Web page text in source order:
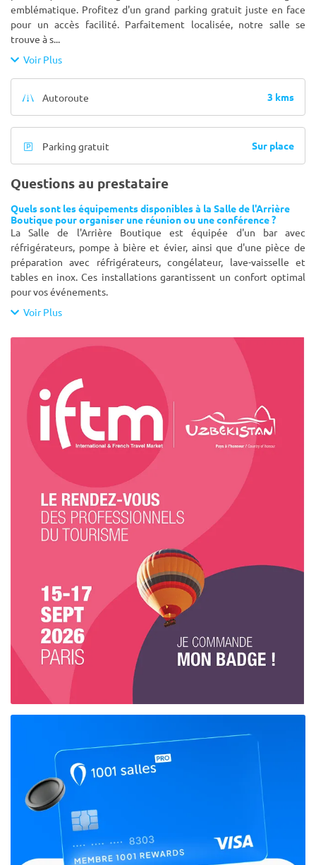
emblématique. Profitez d'un grand parking gratuit juste en face
pour un accès facilité. Parfaitement localisée, notre salle se
trouve à s...
Voir Plus
Autoroute 3 kms
Parking gratuit Sur place
Questions au prestataire
Quels sont les équipements disponibles à la Salle de l'Arrière
Boutique pour organiser une réunion ou une conférence ?
La Salle de l'Arrière Boutique est équipée d'un bar avec
réfrigérateurs, pompe à bière et évier, ainsi que d'une pièce de
préparation avec réfrigérateurs, congélateur, lave-vaisselle et
tables en inox. Ces installations garantissent un confort optimal
pour vos événements.
Voir Plus